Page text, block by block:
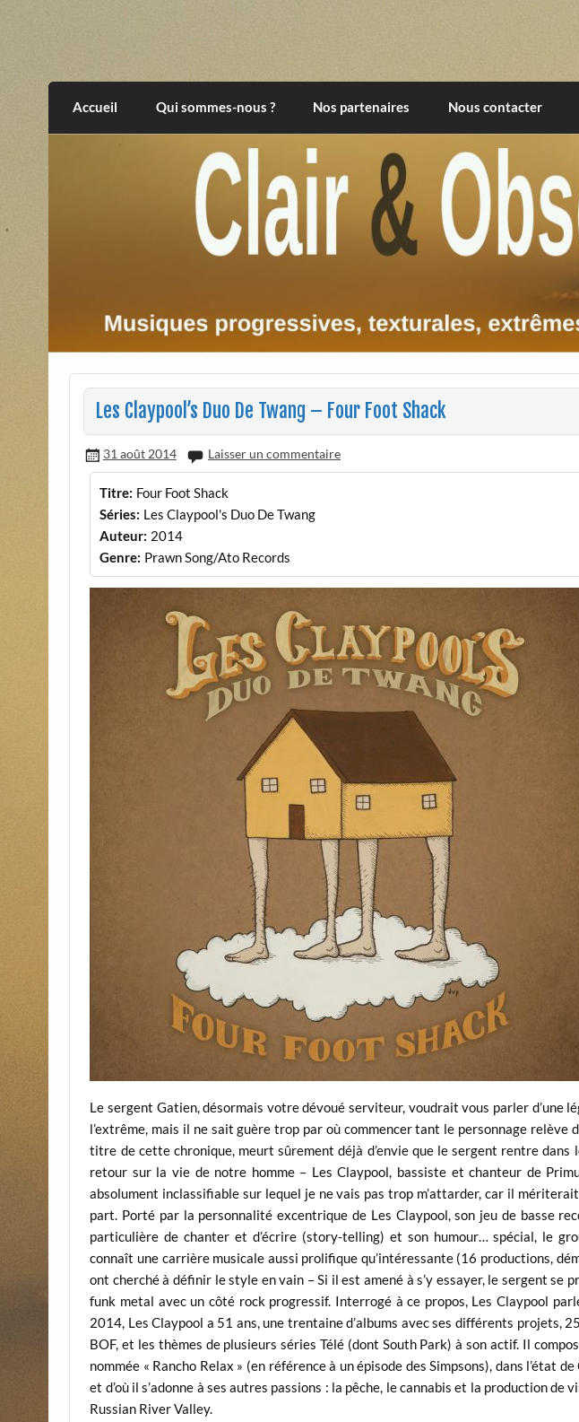
Clair et Obscur
Accueil Qui sommes-nous ? Nos partenaires Nous contacter
Les Claypool’s Duo De Twang – Four Foot Shack
31 août 2014 Laisser un commentaire
Titre: Four Foot Shack
Séries: Les Claypool's Duo De Twang
Auteur: 2014
Genre: Prawn Song/Ato Records
Le sergent Gatien, désormais votre dévoué serviteur, voudrait vous parler d’une
l’extrême, mais il ne sait guère trop par où commencer tant le personnage relève
titre de cette chronique, meurt sûrement déjà d’envie que le sergent rentre
retour sur la vie de notre homme – Les Claypool, bassiste et chanteur de
absolument inclassifiable sur lequel je ne vais pas trop m’attarder, car il mériterait
part. Porté par la personnalité excentrique de Les Claypool, son jeu de basse
particulière de chanter et d’écrire (story-telling) et son humour… spécial, le
connaît une carrière musicale aussi prolifique qu’intéressante (16 productions,
ont cherché à définir le style en vain – Si il est amené à s’y essayer, le sergent se
funk metal avec un côté rock progressif. Interrogé à ce propos, Les Claypool
2014, Les Claypool a 51 ans, une trentaine d’albums avec ses différents projets,
BOF, et les thèmes de plusieurs séries Télé (dont South Park) à son actif. Il
nommée « Rancho Relax » (en référence à un épisode des Simpsons), dans l’état
et d’où il s’adonne à ses autres passions : la pêche, le cannabis et la production
Russian River Valley.